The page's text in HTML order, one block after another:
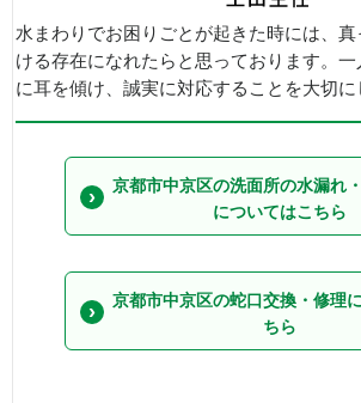
水まわりでお困りごとが起きた時には、
ける存在になれたらと思っております。
に耳を傾け、誠実に対応することを大切に
京都市中京区の洗面所の水漏れ
についてはこちら
京都市中京区の蛇口交換・修理
ちら